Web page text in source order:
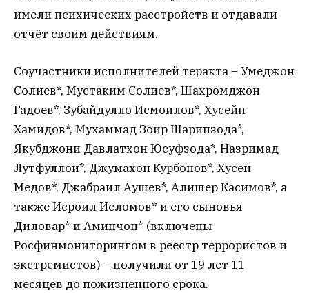
имели психических расстройств и отдавали
отчёт своим действиям.
Соучастники исполнителей теракта – Умеджон
Солиев*, Мустаким Солиев*, Шахромджон
Гадоев*, Зубайдулло Исмоилов*, Хусейн
Хамидов*, Мухаммад Зоир Шарипзода*,
Якубджони Давлатхон Юсуфзода*, Назримад
Лутфуллои*, Джумахон Курбонов*, Хусен
Медов*, Джабраил Аушев*, Алишер Касимов*, а
также Исроил Исломов* и его сыновья
Диловар* и Аминчон* (включены
Росфинмониторингом в реестр террористов и
экстремистов) – получили от 19 лет 11
месяцев до пожизненного срока.